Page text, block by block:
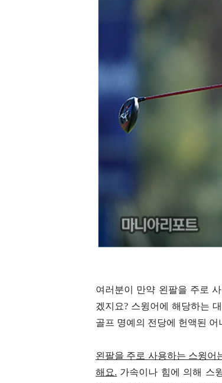
여러분이 만약 왼팔을 주로
겠지요? 스윙어에 해당하는
골프 명예의 전당에 헌액된
왼팔을 주로 사용하는 스윙어
해요. 가속이나 힘에 의해 스